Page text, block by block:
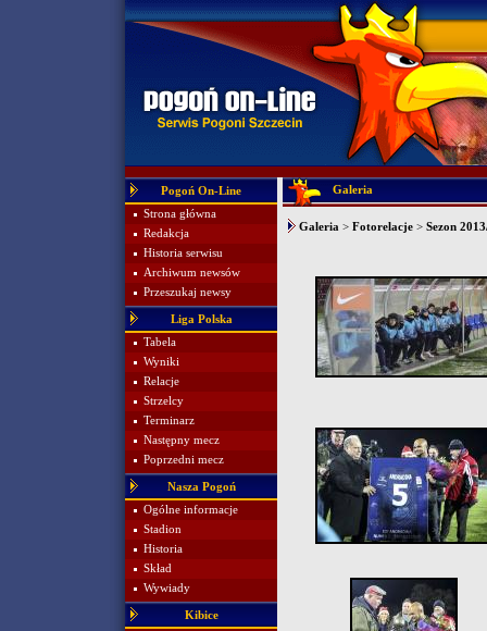
Pogoń On-Line
Strona główna
Redakcja
Historia serwisu
Archiwum newsów
Przeszukaj newsy
Liga Polska
Tabela
Wyniki
Relacje
Strzelcy
Terminarz
Następny mecz
Poprzedni mecz
Nasza Pogoń
Ogólne informacje
Stadion
Historia
Skład
Wywiady
Kibice
Galeria
Galeria > Fotorelacje > Sezon